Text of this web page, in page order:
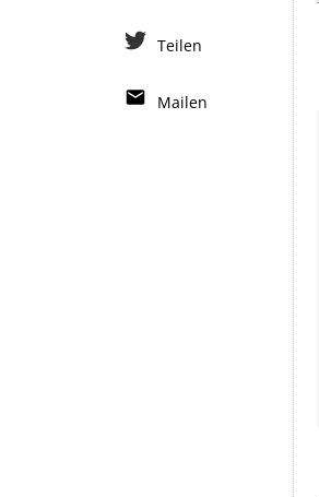
Teilen
Mailen